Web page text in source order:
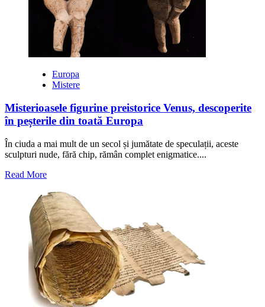
Europa
Mistere
Misterioasele figurine preistorice Venus, descoperite
în peșterile din toată Europa
În ciuda a mai mult de un secol și jumătate de speculații, aceste
sculpturi nude, fără chip, rămân complet enigmatice....
Read MoreRead
about
Misterioasele
figurine
preistorice
Venus,
descoperite
în
peșterile
din
toată
Europa